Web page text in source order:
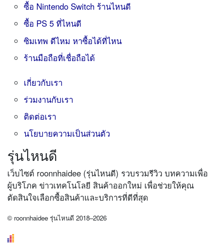
ซื้อ Nintendo Switch ร้านไหนดี
ซื้อ PS 5 ที่ไหนดี
ซิมเทพ ดีไหม หาซื้อได้ที่ไหน
ร้านมือถือที่เชื่อถือได้
เกี่ยวกับเรา
ร่วมงานกับเรา
ติดต่อเรา
นโยบายความเป็นส่วนตัว
รุ่นไหนดี
เว็บไซต์ roonnhaidee (รุ่นไหนดี) รวบรวมรีวิว บทความเพื่อ
ผู้บริโภค ข่าวเทคโนโลยี สินค้าออกใหม่ เพื่อช่วยให้คุณ
ตัดสินใจเลือกซื้อสินค้าและบริการที่ดีที่สุด
© roonnhaidee รุ่นไหนดี 2018–2026